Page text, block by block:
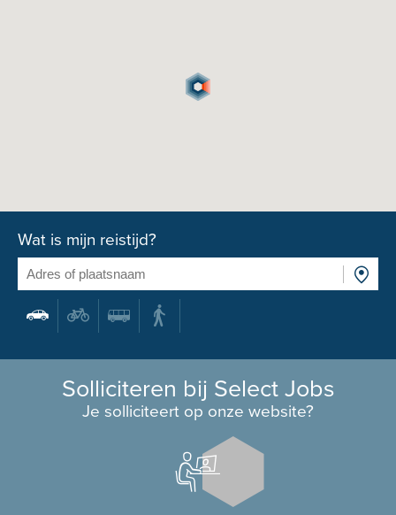
Wat is mijn reistijd?
Solliciteren bij Select Jobs
Je solliciteert op onze website?